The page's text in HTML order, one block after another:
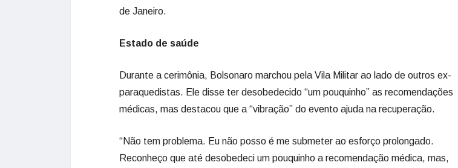
de Janeiro.
Estado de saúde
Durante a cerimônia, Bolsonaro marchou pela Vila Militar ao lado de outros ex-
paraquedistas. Ele disse ter desobedecido “um pouquinho” as recomendações
médicas, mas destacou que a “vibração” do evento ajuda na recuperação.
“Não tem problema. Eu não posso é me submeter ao esforço prolongado.
Reconheço que até desobedeci um pouquinho a recomendação médica, mas,